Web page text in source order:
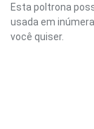
Esta poltrona
usada em
você quiser.